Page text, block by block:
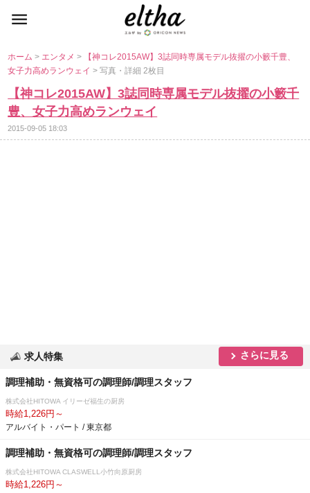
ホーム> エンタメ>
【神コレ2015AW】3誌同時専属モデル抜擢の小籔千豊、
女子力高めランウェイ> 写真・詳細 2枚目
【神コレ2015AW】3誌同時専属モデル抜擢の小籔千
豊、女子力高めランウェイ
2015-09-05 18:03
求人特集 さらに見る
調理補助・無資格可の調理師/調理スタッフ
株式会社HITOWA イリーゼ福生の厨房
時給1,226円～
アルバイト・パート / 東京都
調理補助・無資格可の調理師/調理スタッフ
株式会社HITOWA CLASWELL小竹向原厨房
時給1,226円～